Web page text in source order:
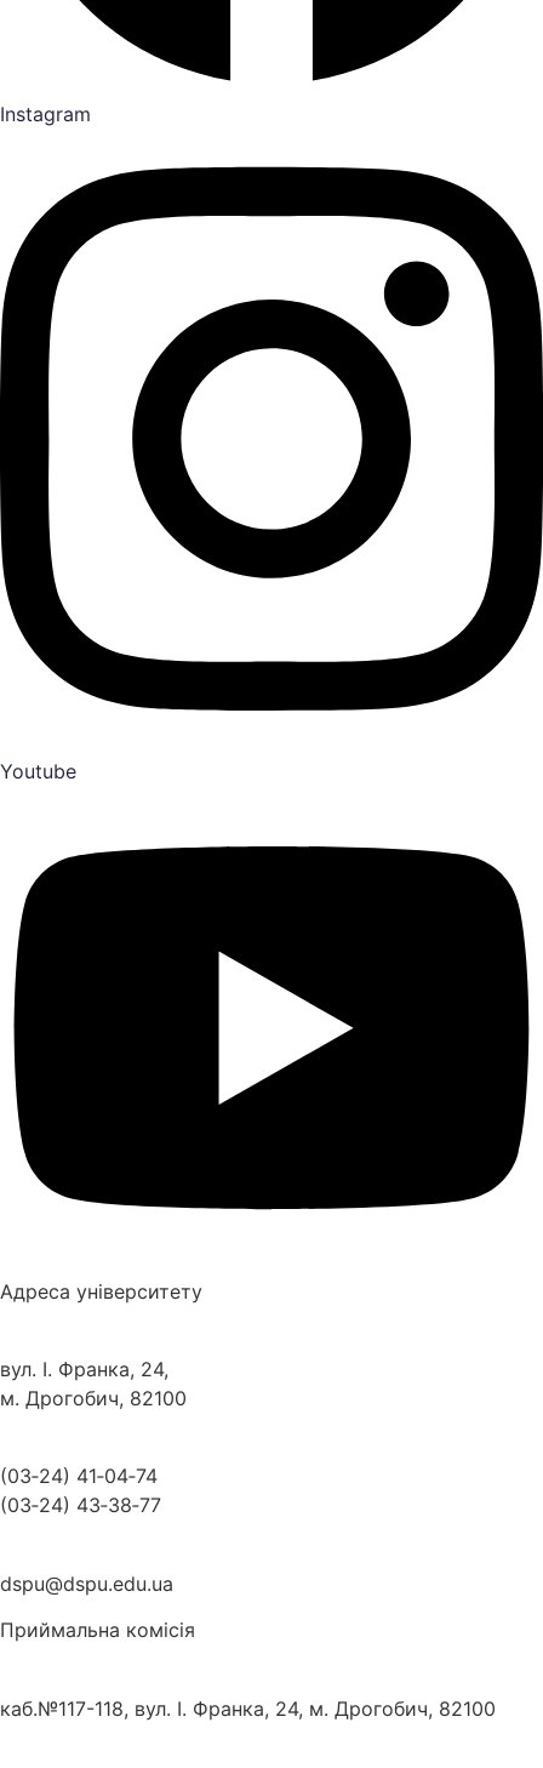
Instagram
Youtube
Адреса університету
вул. І. Франка, 24,
м. Дрогобич, 82100
(03‑24) 41‑04‑74
(03‑24) 43‑38‑77
dspu@dspu.edu.ua
Приймальна комісія
каб.№117-118, вул. І. Франка, 24, м. Дрогобич, 82100